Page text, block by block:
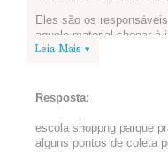
Eles são os
aquele material chegar à
um novo produto.
recebem recicláveis
Que tal procurar mais
Leia Mais ▾
Resposta:
escola shoppng parque
alguns pontos de coleta